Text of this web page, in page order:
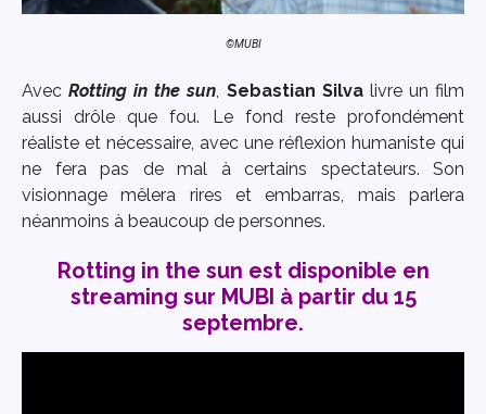
©MUBI
AvecRotting in the sun, Sebastian Silvalivre un film
aussi drôle que fou. Le fond reste profondément
réaliste et nécessaire, avec une réflexion humaniste qui
ne fera pas de mal à certains spectateurs. Son
visionnage mêlera rires et embarras, mais parlera
néanmoins à beaucoup de personnes.
Rotting in the sun est disponible en
streaming sur MUBI à partir du 15
septembre.